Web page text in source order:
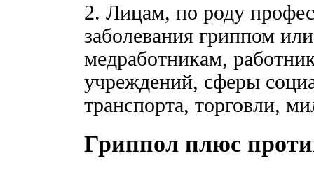
2. Лицам, по роду
заболевания гриппом
медработникам,
учреждений, сферы
транспорта, торговли,
Гриппол плюс